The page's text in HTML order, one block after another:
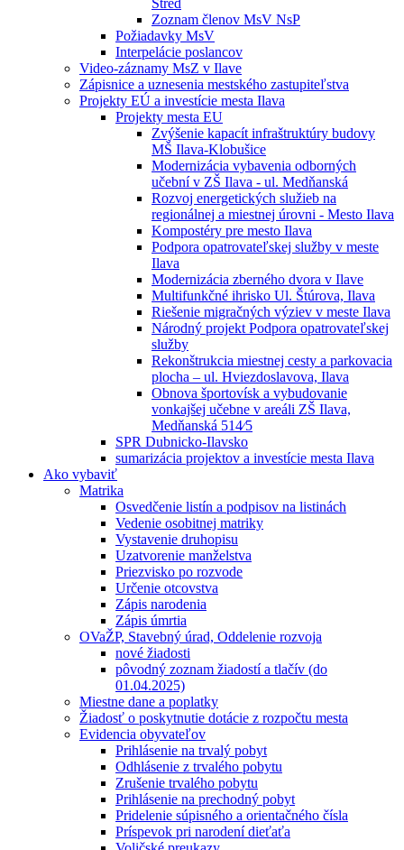
Stred
Zoznam členov MsV NsP
Požiadavky MsV
Interpelácie poslancov
Video-záznamy MsZ v Ilave
Zápisnice a uznesenia mestského zastupiteľstva
Projekty EÚ a investície mesta Ilava
Projekty mesta EU
Zvýšenie kapacít infraštruktúry budovy
MŠ Ilava-Klobušice
Modernizácia vybavenia odborných
učební v ZŠ Ilava - ul. Medňanská
Rozvoj energetických služieb na
regionálnej a miestnej úrovni - Mesto Ilava
Kompostéry pre mesto Ilava
Podpora opatrovateľskej služby v meste
Ilava
Modernizácia zberného dvora v Ilave
Multifunkčné ihrisko Ul. Štúrova, Ilava
Riešenie migračných výziev v meste Ilava
Národný projekt Podpora opatrovateľskej
služby
Rekonštrukcia miestnej cesty a parkovacia
plocha – ul. Hviezdoslavova, Ilava
Obnova športovísk a vybudovanie
vonkajšej učebne v areáli ZŠ Ilava,
Medňanská 514⁄5
SPR Dubnicko-Ilavsko
sumarizácia projektov a investície mesta Ilava
Ako vybaviť
Matrika
Osvedčenie listín a podpisov na listinách
Vedenie osobitnej matriky
Vystavenie druhopisu
Uzatvorenie manželstva
Priezvisko po rozvode
Určenie otcovstva
Zápis narodenia
Zápis úmrtia
OVaŽP, Stavebný úrad, Oddelenie rozvoja
nové žiadosti
pôvodný zoznam žiadostí a tlačív (do
01.04.2025)
Miestne dane a poplatky
Žiadosť o poskytnutie dotácie z rozpočtu mesta
Evidencia obyvateľov
Prihlásenie na trvalý pobyt
Odhlásenie z trvalého pobytu
Zrušenie trvalého pobytu
Prihlásenie na prechodný pobyt
Pridelenie súpisného a orientačného čísla
Príspevok pri narodení dieťaťa